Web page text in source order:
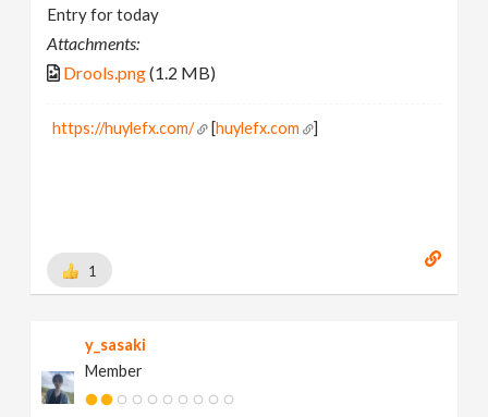
Entry for today
Attachments:
Drools.png(1.2 MB)
https://huylefx.com/ [huylefx.com ]
1
y_sasaki
Member